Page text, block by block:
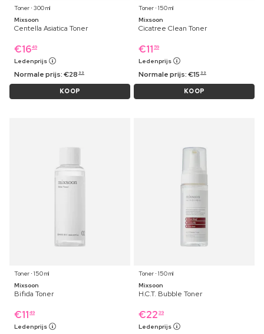
Toner ⋅ 300 ml
Mixsoon
Centella Asiatica Toner
€1649
Ledenprijs
Normale prijs:€28 99
KOOP
Toner ⋅ 150 ml
Mixsoon
Cicatree Clean Toner
€11 59
Ledenprijs
Normale prijs:€15 99
KOOP
Toner ⋅ 150 ml
Mixsoon
Bifida Toner
€11 49
Ledenprijs
Toner ⋅ 150 ml
Mixsoon
H.C.T. Bubble Toner
€22 39
Ledenprijs